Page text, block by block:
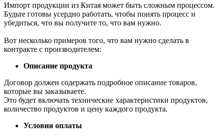
Импорт продукции из Китая может быть сложным процессом.
Будьте готовы усердно работать, чтобы понять процесс и
убедиться, что вы получите то, что вам нужно.
Вот несколько примеров того, что вам нужно сделать в
контракте с производителем:
Описание продукта
Договор должен содержать подробное описание товаров,
которые вы заказываете.
Это будет включать технические характеристики продуктов,
количество продуктов и цену каждого продукта.
Условия оплаты